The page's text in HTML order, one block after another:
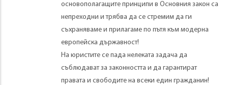
основополагащите принципи в Основния закон са
непреходни и трябва да се стремим да ги
съхраняваме и прилагаме по пътя към модерна
европейска държавност!
На юристите се пада нелеката задача да
съблюдават за законността и да гарантират
правата и свободите на всеки един гражданин!